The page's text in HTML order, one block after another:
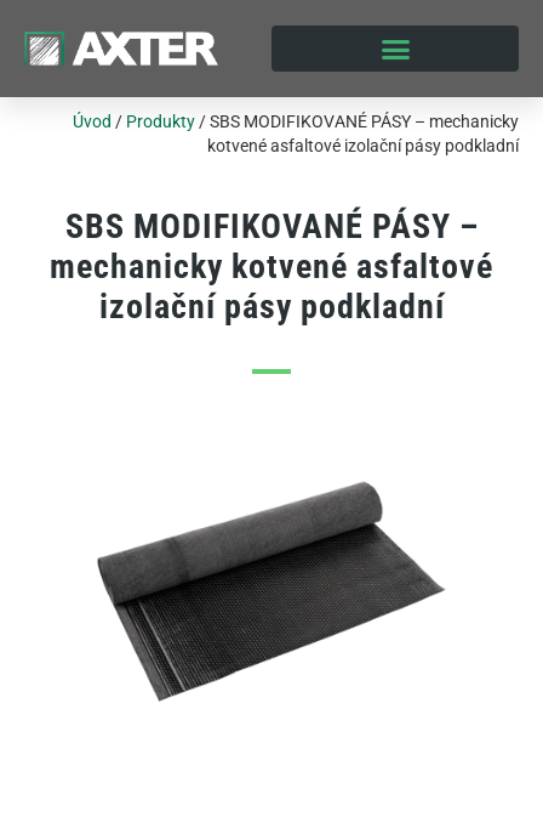
Úvod / Produkty /SBS MODIFIKOVANÉ PÁSY – mechanicky
kotvené asfaltové izolační pásy podkladní
SBS MODIFIKOVANÉ PÁSY –
mechanicky kotvené asfaltové
izolační pásy podkladní